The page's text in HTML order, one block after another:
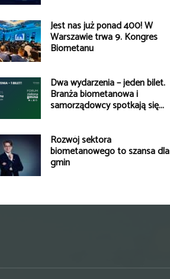
Jest nas już ponad 400! W
Warszawie trwa 9. Kongres
Biometanu
Dwa wydarzenia – jeden bilet.
Branża biometanowa i
samorządowcy spotkają się...
Rozwój sektora
biometanowego to szansa dla
gmin